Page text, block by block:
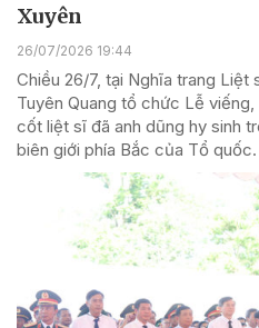
Xuyên
26/07/2026 19:44
Chiều 26/7, tại Nghĩa trang Liệt
Tuyên Quang tổ chức Lễ
cốt liệt sĩ đã anh dũng hy sinh
biên giới phía Bắc của Tổ quốc.